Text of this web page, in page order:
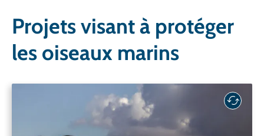
Projets visant à protéger
les oiseaux marins
Kit d'outils pour une pêche